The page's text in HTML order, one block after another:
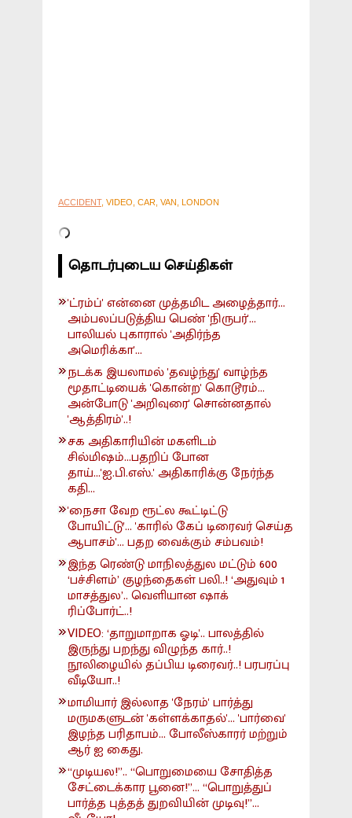
ACCIDENT, VIDEO, CAR, VAN, LONDON
தொடர்புடைய செய்திகள்
'ட்ரம்ப்' என்னை முத்தமிட அழைத்தார்...
அம்பலப்படுத்திய பெண் 'நிருபர்'...
பாலியல் புகாரால் 'அதிர்ந்த
அமெரிக்கா'...
நடக்க இயலாமல் 'தவழ்ந்து' வாழ்ந்த
மூதாட்டியைக் 'கொன்ற' கொடூரம்...
அன்போடு 'அறிவுரை' சொன்னதால்
'ஆத்திரம்'..!
சக அதிகாரியின் மகளிடம்
சில்மிஷம்...பதறிப் போன
தாய்...'ஐ.பி.எஸ்.' அதிகாரிக்கு நேர்ந்த
கதி...
'நைசா வேற ரூட்ல கூட்டிட்டு
போயிட்டு'... 'காரில் கேப் டிரைவர் செய்த
ஆபாசம்'... பதற வைக்கும் சம்பவம்!
இந்த ரெண்டு மாநிலத்துல மட்டும் 600
‘பச்சிளம்’ குழந்தைகள் பலி..! ‘அதுவும் 1
மாசத்துல’.. வெளியான ஷாக்
ரிப்போர்ட்..!
VIDEO: ‘தாறுமாறாக ஓடி'.. பாலத்தில்
இருந்து பறந்து விழுந்த கார்..!
நூலிழையில் தப்பிய டிரைவர்..! பரபரப்பு
வீடியோ..!
மாமியார் இல்லாத 'நேரம்' பார்த்து
மருமகளுடன் 'கள்ளக்காதல்'... 'பார்வை'
இழந்த பரிதாபம்... போலீஸ்காரர் மற்றும்
ஆர் ஐ கைது.
“முடியல!”.. “பொறுமையை சோதித்த
சேட்டைக்கார பூனை!”... “பொறுத்துப்
பார்த்த புத்தத் துறவியின் முடிவு!”...